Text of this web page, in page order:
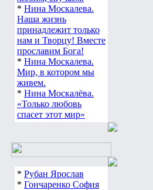
* Нина Москалева.
Наша жизнь
принадлежит только
нам и Творцу! Вместе
прославим Бога!
* Нина Москалева.
Мир, в котором мы
живем.
* Нина Москалёва.
«Только любовь
спасет этот мир»
* Рубан Ярослав
* Гончаренко София